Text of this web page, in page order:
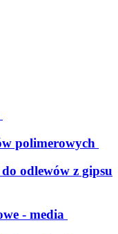
polimerowych
odlewów z gipsu
- media